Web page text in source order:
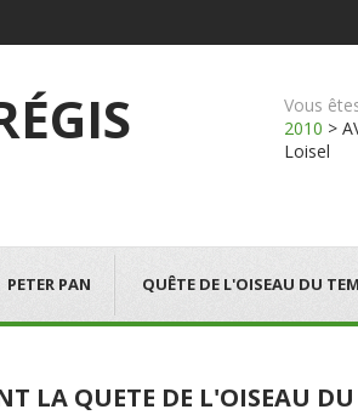
Vous
2010 >
Loisel
PETER PAN QUÊTE DE L'OISEAU DU
LA QUETE DE L'OISEAU